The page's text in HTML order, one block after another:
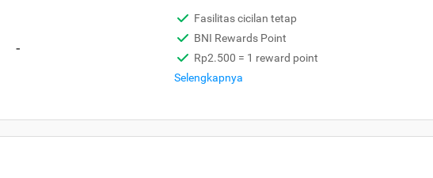
-
Fasilitas cicilan tetap
BNI Rewards Point
Rp2.500 = 1 reward point
Selengkapnya